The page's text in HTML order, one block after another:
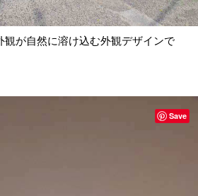
観が自然に溶け込む外観デザインで
Save